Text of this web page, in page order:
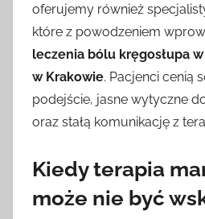
oferujemy również
które z powodzeniem
leczenia bólu kręgosłupa
w Krakowie. Pacjenci cenią
podejście, jasne wytyczne
oraz stałą komunikację z
Kiedy terapia
może nie być